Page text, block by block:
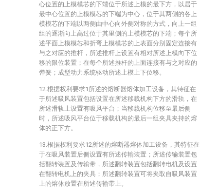
心位置的上模模芯的下端位于所述上模的最下方，以居于
最中心位置的上模模芯的下端为中心，位于其两侧的各上
模模芯的下端以两侧由中心向外侧对称的方式，向上一组
组的逐渐向上高过位于其里侧的上模模芯的下端；每个所
述平面上模模芯和折弯上模模芯的上表面分别固定连接有
与之对应的推杆，所述推杆上设置有相对所述上模向下位
移的限位装置；在每个所述推杆的上面连接有与之对应的
弹簧；成型动力系统驱动所述上模上下位移。
12.根据权利要求1所述的熔断器熔体加工设备，其特征在
于所述吸风装置包括设置在所述移载机构下方的滑轨，在
所述滑轨上设置有吸风平台；当移载机构位移至最后侧
时，所述吸风平台位于移载机构的最后一组夹具夹持的熔
体的正下方。
13.根据权利要求12所述的熔断器熔体加工设备，其特征在
于在吸风装置后侧设置有所述传输装置；所述传输装置包
括翻转装置及传输带，所述翻转装置包括翻转电机及设置
在翻转电机上的夹具；所述翻转装置可将夹取自吸风装置
上的熔体放置在所述传输带上。